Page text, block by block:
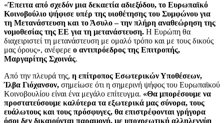
«Έπειτα από σχεδόν μια δεκαετία αδιεξόδου, το Ευρωπαϊκό
Κοινοβούλιο ψήφισε υπέρ της υιοθέτησης του Συμφώνου για
τη Μετανάστευση και το Άσυλο – την πλήρη αναθεώρηση της
νομοθεσίας της ΕΕ για τη μετανάστευση. Η Ευρώπη θα
διαχειριστεί τη μετανάστευση με ομαλό τρόπο και με τους δικούς
μας όρους», ανέφερε ο αντιπρόεδρος της Επιτροπής,
Μαργαρίτης Σχοινάς.
Από την πλευρά της, η επίτροπος Εσωτερικών Υποθέσεων,
Ίλβα Γιόχανσον, σημείωσε ότι η σημερινή ψήφος του Ευρωπαϊκού
Κοινοβουλίου είναι ένα μεγάλο επίτευγμα. «Θα μπορέσουμε να
προστατεύσουμε καλύτερα τα εξωτερικά μας σύνορα, τους
ευάλωτους και τους πρόσφυγες, θα επιστρέφονται γρήγορα
όσοι δεν δικαιούνται παραμονή, με υποχρεωτική αλληλεγγύη